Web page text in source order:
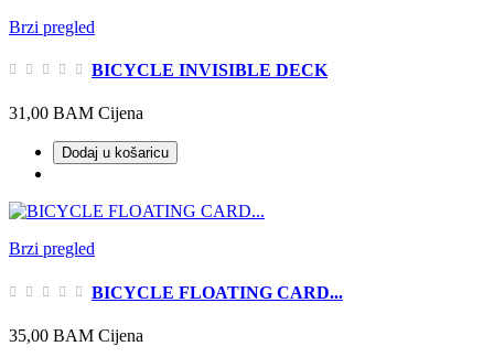
Brzi pregled
BICYCLE INVISIBLE DECK
31,00 BAM Cijena
Dodaj u košaricu
Brzi pregled
BICYCLE FLOATING CARD...
35,00 BAM Cijena